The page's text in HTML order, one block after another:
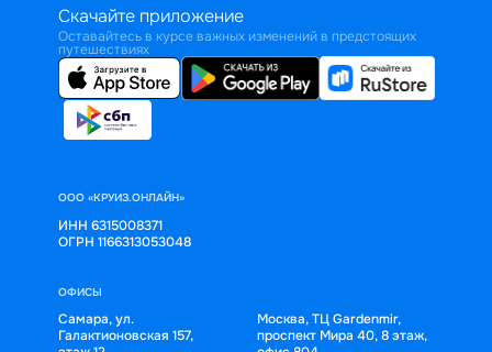
Скачайте приложение
Оставайтесь в курсе важных изменений в предстоящих
путешествиях
ООО «КРУИЗ.ОНЛАЙН»
ИНН 6315008371
ОГРН 1166313053048
ОФИСЫ
Самара, ул.
Галактионовская 157,
Москва, ТЦ Gardenmir,
проспект Мира 40, 8 этаж,